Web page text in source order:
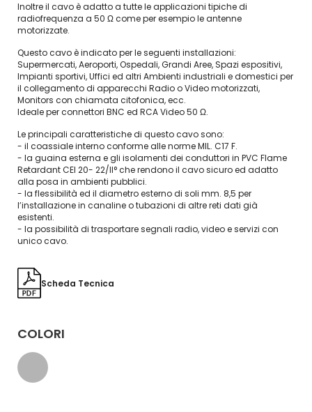
Inoltre il cavo è adatto a tutte le applicazioni tipiche di
radiofrequenza a 50 Ω come per esempio le antenne
motorizzate.
Questo cavo è indicato per le seguenti installazioni:
Supermercati, Aeroporti, Ospedali, Grandi Aree, Spazi espositivi,
Impianti sportivi, Uffici ed altri Ambienti industriali e domestici per
il collegamento di apparecchi Radio o Video motorizzati,
Monitors con chiamata citofonica, ecc.
Ideale per connettori BNC ed RCA Video 50 Ω.
Le principali caratteristiche di questo cavo sono:
- il coassiale interno conforme alle norme MIL. C17 F.
- la guaina esterna e gli isolamenti dei conduttori in PVC Flame
Retardant CEI 20- 22/II° che rendono il cavo sicuro ed adatto
alla posa in ambienti pubblici.
- la flessibilità ed il diametro esterno di soli mm. 8,5 per
l’installazione in canaline o tubazioni di altre reti dati già
esistenti.
- la possibilità di trasportare segnali radio, video e servizi con
unico cavo.
Scheda Tecnica
COLORI